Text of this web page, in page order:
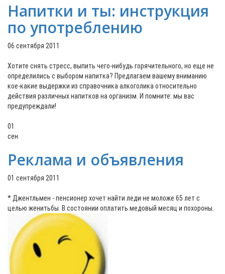
Напитки и ты: инструкция
по употреблению
06 сентября 2011
Хотите снять стресс, выпить чего-нибудь горячительного, но еще не
определились с выбором напитка? Предлагаем вашему вниманию
кое-какие выдержки из справочника алкоголика относительно
действия различных напитков на организм. И помните: мы вас
предупреждали!
01
сен
Реклама и объявления
01 сентября 2011
* Джентльмен - пенсионер хочет найти леди не моложе 65 лет с
целью женитьбы. В состоянии оплатить медовый месяц и похороны.